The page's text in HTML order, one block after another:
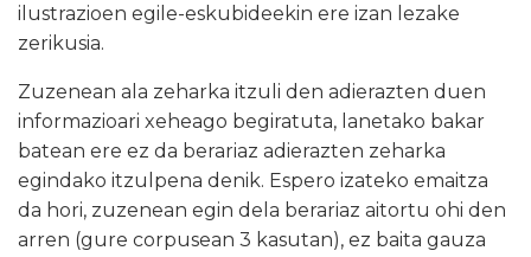
ilustrazioen egile-eskubideekin ere izan lezake
zerikusia.
Zuzenean ala zeharka itzuli den adierazten duen
informazioari xeheago begiratuta, lanetako bakar
batean ere ez da berariaz adierazten zeharka
egindako itzulpena denik. Espero izateko emaitza
da hori, zuzenean egin dela berariaz aitortu ohi den
arren (gure corpusean 3 kasutan), ez baita gauza